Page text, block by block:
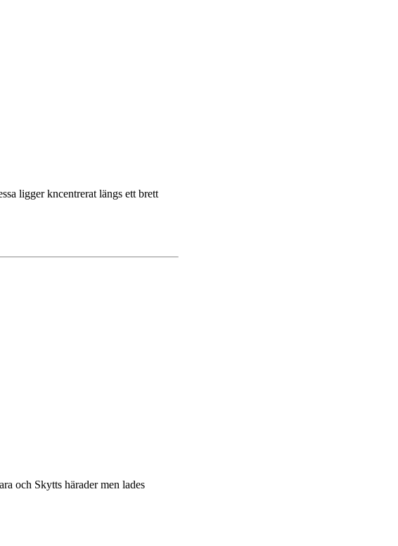
ligger kncentrerat längs ett brett
och Skytts härader men lades